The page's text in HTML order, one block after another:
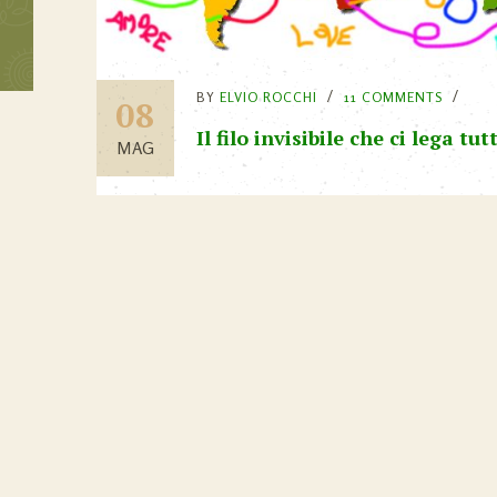
08
MAG
BY ELVIO ROCCHI 11 COMMENTS
Il filo invisibile che ci lega